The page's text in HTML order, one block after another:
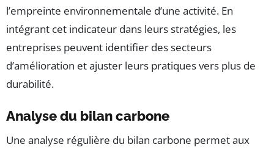
l’empreinte environnementale d’une activité. En
intégrant cet indicateur dans leurs stratégies, les
entreprises peuvent identifier des secteurs
d’amélioration et ajuster leurs pratiques vers plus de
durabilité.
Analyse du bilan carbone
Une analyse régulière du bilan carbone permet aux